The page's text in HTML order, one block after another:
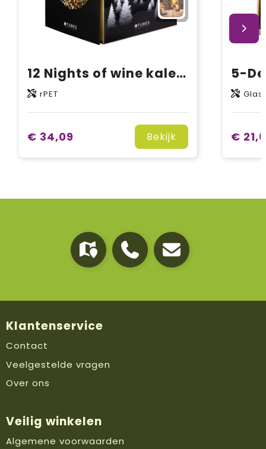
12 Nights of wine kalender
rPET
€ 34,09 Bekijk
Glas
€
Klantenservice
Contact
Veelgestelde vragen
Over ons
Veilig winkelen
Algemene voorwaarden